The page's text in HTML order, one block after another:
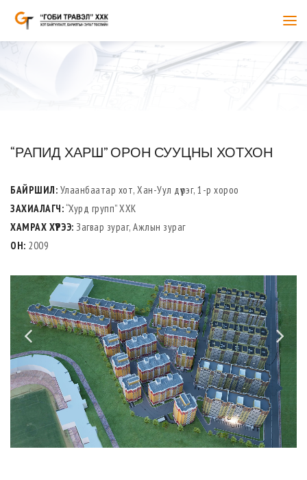
“РАПИД ХАРШ” ОРОН СУУЦНЫ ХОТХОН
БАЙРШИЛ: Улаанбаатар хот, Хан-Уул дүүрэг, 1-р хороо
ЗАХИАЛАГЧ: “Хурд групп” ХХК
ХАМРАХ ХҮРЭЭ: Загвар зураг, Ажлын зураг
ОН: 2009